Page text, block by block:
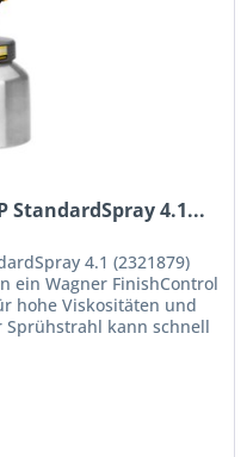
StandardSpray 4.1...
4.1 (2321879)
ein Wagner FinishControl
hohe Viskositäten und
Sprühstrahl kann schnell